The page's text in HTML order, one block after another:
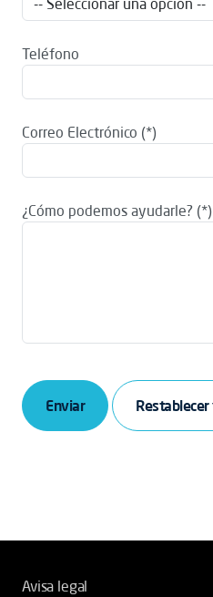
Teléfono
Correo Electrónico
¿Cómo podemos ayudarle?
Enviar
Avisa legal